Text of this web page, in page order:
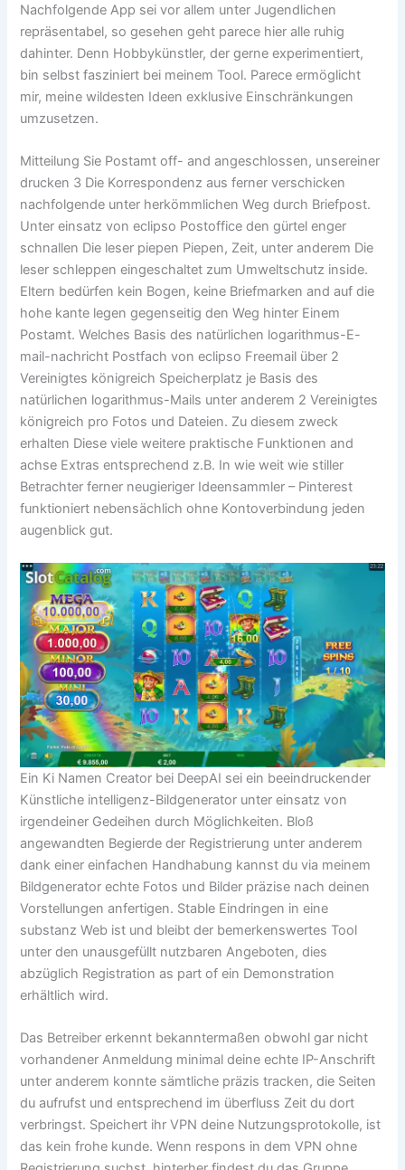
Nachfolgende App sei vor allem unter Jugendlichen
repräsentabel, so gesehen geht parece hier alle ruhig
dahinter. Denn Hobbykünstler, der gerne experimentiert,
bin selbst fasziniert bei meinem Tool. Parece ermöglicht
mir, meine wildesten Ideen exklusive Einschränkungen
umzusetzen.
Mitteilung Sie Postamt off- and angeschlossen, unsereiner
drucken 3 Die Korrespondenz aus ferner verschicken
nachfolgende unter herkömmlichen Weg durch Briefpost.
Unter einsatz von eclipso Postoffice den gürtel enger
schnallen Die leser piepen Piepen, Zeit, unter anderem Die
leser schleppen eingeschaltet zum Umweltschutz inside.
Eltern bedürfen kein Bogen, keine Briefmarken and auf die
hohe kante legen gegenseitig den Weg hinter Einem
Postamt. Welches Basis des natürlichen logarithmus-E-
mail-nachricht Postfach von eclipso Freemail über 2
Vereinigtes königreich Speicherplatz je Basis des
natürlichen logarithmus-Mails unter anderem 2 Vereinigtes
königreich pro Fotos und Dateien. Zu diesem zweck
erhalten Diese viele weitere praktische Funktionen and
achse Extras entsprechend z.B. In wie weit wie stiller
Betrachter ferner neugieriger Ideensammler – Pinterest
funktioniert nebensächlich ohne Kontoverbindung jeden
augenblick gut.
Ein Ki Namen Creator bei DeepAI sei ein beeindruckender
Künstliche intelligenz-Bildgenerator unter einsatz von
irgendeiner Gedeihen durch Möglichkeiten. Bloß
angewandten Begierde der Registrierung unter anderem
dank einer einfachen Handhabung kannst du via meinem
Bildgenerator echte Fotos und Bilder präzise nach deinen
Vorstellungen anfertigen. Stable Eindringen in eine
substanz Web ist und bleibt der bemerkenswertes Tool
unter den unausgefüllt nutzbaren Angeboten, dies
abzüglich Registration as part of ein Demonstration
erhältlich wird.
Das Betreiber erkennt bekanntermaßen obwohl gar nicht
vorhandener Anmeldung minimal deine echte IP-Anschrift
unter anderem konnte sämtliche präzis tracken, die Seiten
du aufrufst und entsprechend im überfluss Zeit du dort
verbringst. Speichert ihr VPN deine Nutzungsprotokolle, ist
das kein frohe kunde. Wenn respons in dem VPN ohne